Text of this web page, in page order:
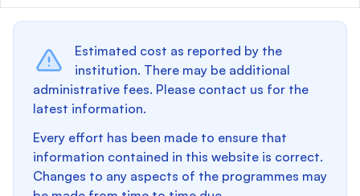
Estimated cost as reported by the
institution. There may be additional
administrative fees. Please contact us for the
latest information.
Every effort has been made to ensure that
information contained in this website is correct.
Changes to any aspects of the programmes may